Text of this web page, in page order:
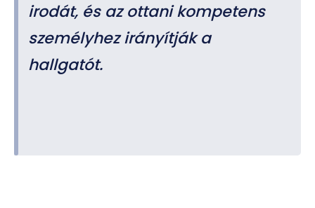
irodát, és az ottani kompetens
személyhez irányítják a
hallgatót.